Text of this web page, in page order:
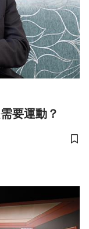
要運動？
儲